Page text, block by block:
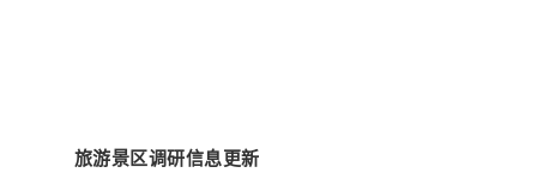
旅游景区调研信息更新